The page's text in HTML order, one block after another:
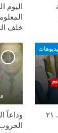
اليوم
خلف
وداعاً
اليوم الدولي للسلام .. ٢١